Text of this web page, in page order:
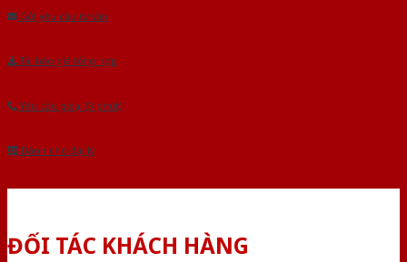
Gửi yêu cầu tư vấn
Tải báo giá tổng hợp
Yêu cầu gọi lại (3 phút)
Dành cho đại lý
ĐỐI TÁC KHÁCH HÀNG